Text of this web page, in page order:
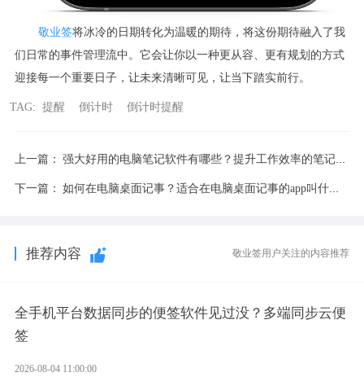
敬业签将冰冷的日期转化为温暖的期待，将这份期待融入了我
们日常的事件管理流中。它会让你以一种更从容、更有规划的方式
迎接每一个重要日子，让未来清晰可见，让当下踏实前行。
TAG: 提醒 倒计时 倒计时提醒
上一篇： 强大好用的电脑笔记软件有哪些？提升工作效率的笔记工具
下一篇： 如何在电脑桌面记事？适合在电脑桌面记事的app叫什么呢？
推荐内容 敬业签用户关注的内容推荐
全手机平台数据同步的便签软件见过没？多端同步云便
签
2026-08-04 11:00:00